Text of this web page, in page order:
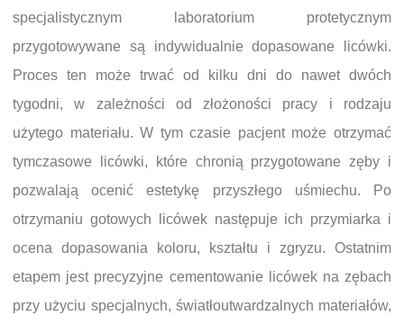
specjalistycznym laboratorium protetycznym
przygotowywane są indywidualnie dopasowane licówki.
Proces ten może trwać od kilku dni do nawet dwóch
tygodni, w zależności od złożoności pracy i rodzaju
użytego materiału. W tym czasie pacjent może otrzymać
tymczasowe licówki, które chronią przygotowane zęby i
pozwalają ocenić estetykę przyszłego uśmiechu. Po
otrzymaniu gotowych licówek następuje ich przymiarka i
ocena dopasowania koloru, kształtu i zgryzu. Ostatnim
etapem jest precyzyjne cementowanie licówek na zębach
przy użyciu specjalnych, światłoutwardzalnych materiałów,